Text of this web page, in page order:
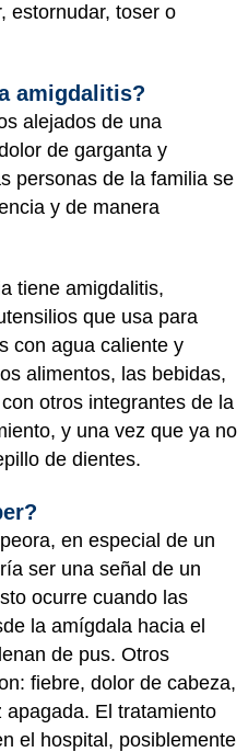
estornudar, toser o
amigdalitis?
alejados de una
de garganta y
personas de la familia se
y de manera
tiene amigdalitis,
que usa para
con agua caliente y
alimentos, las bebidas,
otros integrantes de la
y una vez que ya no
de dientes.
en especial de un
ser una señal de un
ocurre cuando las
la amígdala hacia el
de pus. Otros
fiebre, dolor de cabeza,
El tratamiento
el hospital, posiblemente